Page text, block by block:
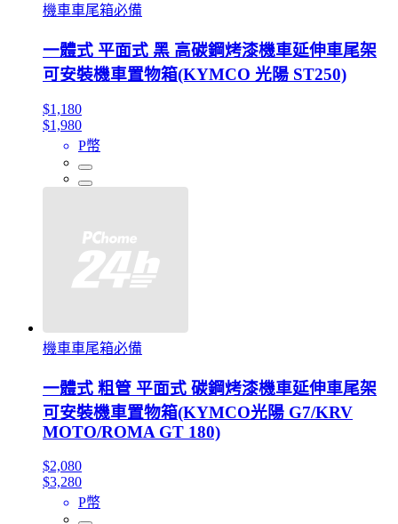
機車車尾箱必備
一體式 平面式 黑 高碳鋼烤漆機車延伸車尾架
可安裝機車置物箱(KYMCO 光陽 ST250)
$1,180
$1,980
P幣
機車車尾箱必備
一體式 粗管 平面式 碳鋼烤漆機車延伸車尾架
可安裝機車置物箱(KYMCO光陽 G7/KRV
MOTO/ROMA GT 180)
$2,080
$3,280
P幣